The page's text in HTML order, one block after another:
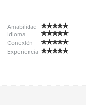
Amabilidad
Idioma
Conexión
Experiencia